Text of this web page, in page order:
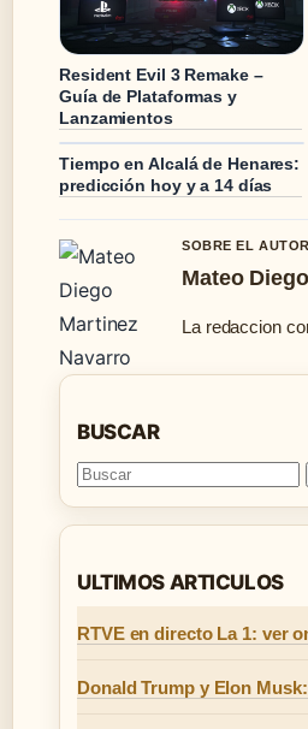
Resident Evil 3 Remake –
Guía de Plataformas y
Lanzamientos
Tiempo en Alcalá de Henares:
predicción hoy y a 14 días
SOBRE EL AUTOR
Mateo
La redaccion
BUSCAR
ULTIMOS ARTICULOS
RTVE en directo La 1: ver
Donald Trump y Elon